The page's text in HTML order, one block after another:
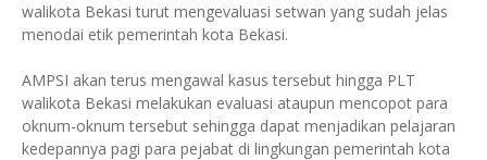
walikota Bekasi turut mengevaluasi setwan yang sudah jelas
menodai etik pemerintah kota Bekasi.
AMPSI akan terus mengawal kasus tersebut hingga PLT
walikota Bekasi melakukan evaluasi ataupun mencopot para
oknum-oknum tersebut sehingga dapat menjadikan pelajaran
kedepannya pagi para pejabat di lingkungan pemerintah kota